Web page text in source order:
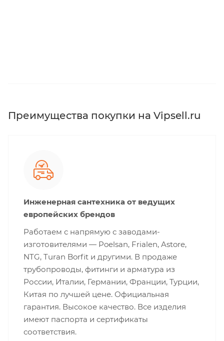
Преимущества покупки на Vipsell.ru
Инженерная сантехника от ведущих
европейских брендов
Работаем с напрямую с заводами-
изготовителями — Poelsan, Frialen, Astore,
NTG, Turan Borfit и другими. В продаже
трубопроводы, фитинги и арматура из
России, Италии, Германии, Франции, Турции,
Китая по лучшей цене. Официальная
гарантия. Высокое качество. Все изделия
имеют паспорта и сертификаты
соответствия.